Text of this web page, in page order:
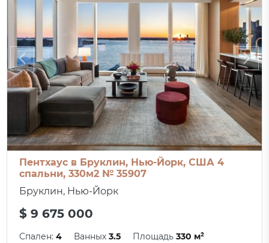
Пентхаус в Бруклин, Нью-Йорк, США 4
спальни, 330м2 № 35907
Бруклин, Нью-Йорк
$ 9 675 000
Спален:4 Ванных3.5 Площадь330 м²